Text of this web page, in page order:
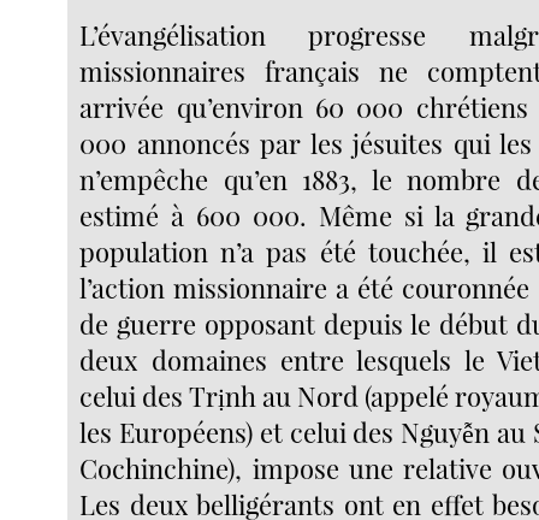
L’évangélisation progresse
missionnaires français ne
arrivée qu’environ 60 000
000 annoncés par les jésuites qui
n’empêche qu’en 1883, le nombre
estimé à 600 000. Même si la
population n’a pas été touchée, il
l’action missionnaire a été couronnée
de guerre opposant depuis le début
deux domaines entre lesquels le
celui des Trịnh au Nord (appelé
les Européens) et celui des Nguyễn au
Cochinchine), impose une relative
Les deux belligérants ont en effet